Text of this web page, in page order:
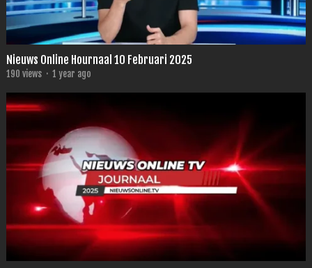
Nieuws Online Hournaal 10 Februari 2025
190 views · 1 year ago